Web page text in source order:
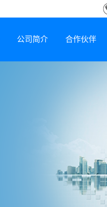
公司简介 合作伙伴